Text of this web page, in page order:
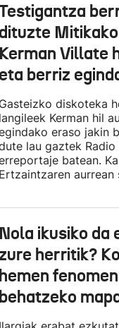
Villate
berriz
diskoteka
Kerman hil
eraso jakin
lau gaztek Radio
batean.
aurrean
ikusiko da
herritik?